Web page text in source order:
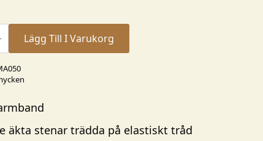
Lägg Till I Varukorg
äkta stenar trädda på elastiskt tråd